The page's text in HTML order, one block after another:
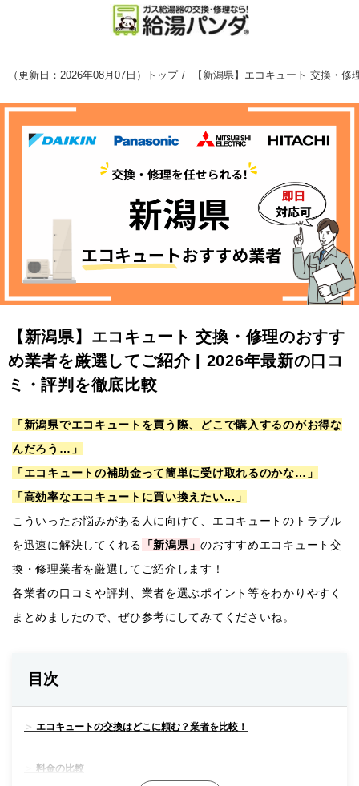
（更新日：2026年08月07日 ） トップ 【新潟県】エコキュート 交換・
【新潟県】エコキュート 交換・修理のおすす
め業者を厳選してご紹介 | 2026年最新の口コ
ミ・評判を徹底比較
「新潟県でエコキュートを買う際、どこで購入するのがお得な
んだろう…」
「エコキュートの補助金って簡単に受け取れるのかな…」
「高効率なエコキュートに買い換えたい...」
こういったお悩みがある人に向けて、エコキュートのトラブル
を迅速に解決してくれる
「新潟県」のおすすめエコキュート交
換・修理業者を厳選してご紹介します！
各業者の口コミや評判、業者を選ぶポイント等をわかりやすく
まとめましたので、ぜひ参考にしてみてくださいね。
目次
エコキュートの交換はどこに頼む？業者を比較！
料金の比較